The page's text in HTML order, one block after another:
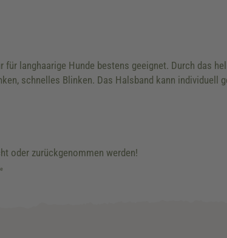
langhaarige Hunde bestens geeignet. Durch das
schnelles Blinken. Das Halsband kann individuell
oder zurückgenommen werden!